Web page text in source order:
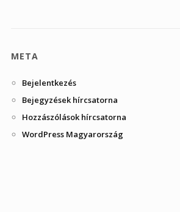
META
Bejelentkezés
Bejegyzések hírcsatorna
Hozzászólások hírcsatorna
WordPress Magyarország